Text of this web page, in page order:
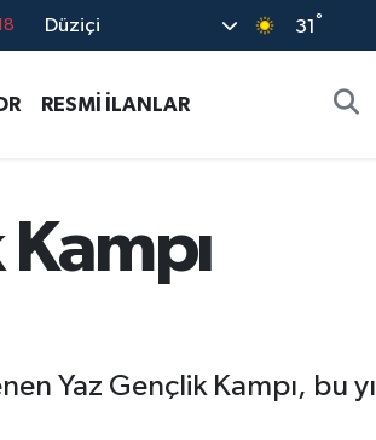
Düziçi 31 °
RESMİ İLANLAR
Yaz Gençlik Kampı, bu yıl